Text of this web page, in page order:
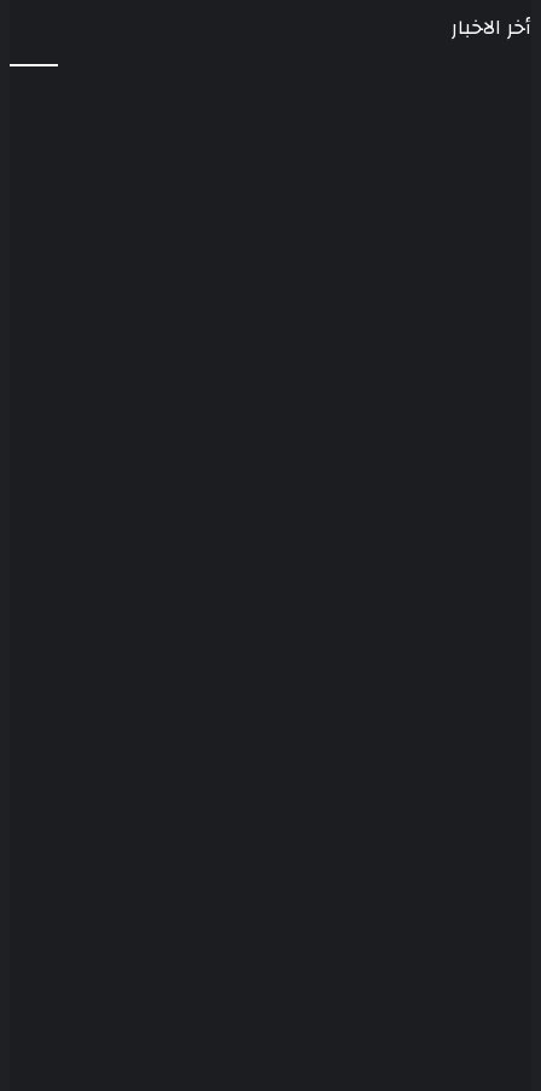
أخر الاخبار